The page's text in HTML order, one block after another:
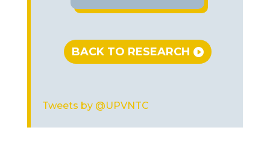
BACK TO RESEARCH
Tweets by @UPVNTC